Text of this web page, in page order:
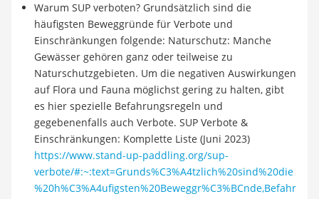
Warum SUP verboten? Grundsätzlich sind die
häufigsten Beweggründe für Verbote und
Einschränkungen folgende: Naturschutz: Manche
Gewässer gehören ganz oder teilweise zu
Naturschutzgebieten. Um die negativen Auswirkungen
auf Flora und Fauna möglichst gering zu halten, gibt
es hier spezielle Befahrungsregeln und
gegebenenfalls auch Verbote. SUP Verbote &
Einschränkungen: Komplette Liste (Juni 2023)
https://www.stand-up-paddling.org/sup-
verbote/#:~:text=Grunds%C3%A4tzlich%20sind%20die
%20h%C3%A4ufigsten%20Beweggr%C3%BCnde,Befahr